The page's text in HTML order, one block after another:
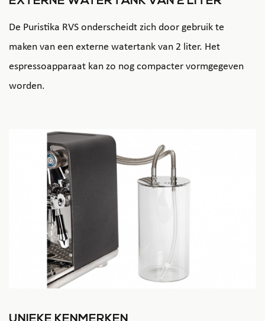
De Puristika RVS onderscheidt zich door gebruik te
maken van een externe watertank van 2 liter. Het
espressoapparaat kan zo nog compacter vormgegeven
worden.